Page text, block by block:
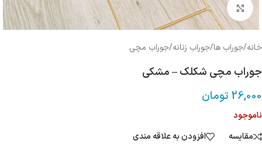
بزرگنمایی تصویر
خانه/جوراب ها/جوراب زنانه/جوراب مچی
جوراب مچی شکلک – مشکی
26,000 تومان
ناموجود
مقایسه
افزودن به علاقه مندی